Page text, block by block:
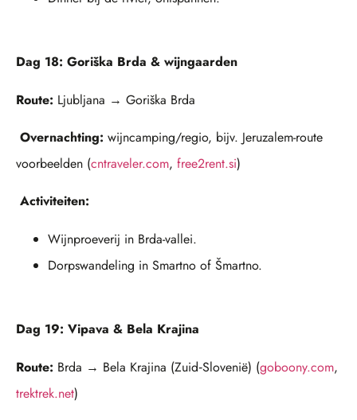
Dag 18: Goriška Brda & wijngaarden
Route: Ljubljana → Goriška Brda
Overnachting: wijncamping/regio, bijv. Jeruzalem-route
voorbeelden (cntraveler.com, free2rent.si)
Activiteiten:
Wijnproeverij in Brda-vallei.
Dorpswandeling in Smartno of Šmartno.
Dag 19: Vipava & Bela Krajina
Route: Brda → Bela Krajina (Zuid‑Slovenië) (goboony.com,
trektrek.net)